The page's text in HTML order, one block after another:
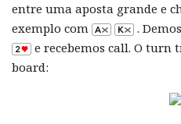
entre uma aposta grande e
exemplo com
.
e recebemos call. O turn
board: